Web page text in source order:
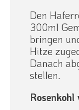
Den
300ml
bringen
Hitze
Danach
stellen.